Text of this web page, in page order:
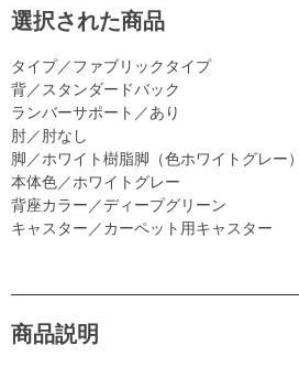
選択された商品
タイプ／ファブリックタイプ
背／スタンダードバック
ランバーサポート／あり
肘／肘なし
脚／ホワイト樹脂脚（色ホワイトグレー）
本体色／ホワイトグレー
背座カラー／ディープグリーン
キャスター／カーペット用キャスター
商品説明